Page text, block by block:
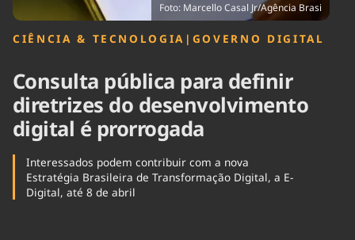
Foto: Marcello Casal Jr/Agência Brasi
CIÊNCIA & TECNOLOGIA | GOVERNO DIGITAL
Consulta pública para definir
diretrizes do desenvolvimento
digital é prorrogada
Interessados podem contribuir com a nova
Estratégia Brasileira de Transformação Digital, a E-
Digital, até 8 de abril